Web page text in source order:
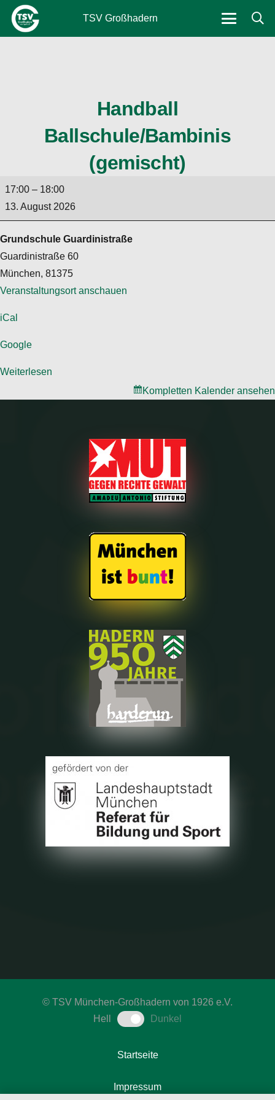
TSV Großhadern
Handball
Ballschule/Bambinis
(gemischt)
Handball
Ballschule/Bambinis
(gemischt)
17:00 – 18:00
13. August 2026
Grundschule Guardinistraße
Guardinistraße 60
München, 81375
Veranstaltungsort anschauen
iCal
Google
Weiterlesen
Kompletten Kalender ansehen
© TSV München-Großhadern von 1926 e.V.
Hell
Dunkel
Startseite
Impressum